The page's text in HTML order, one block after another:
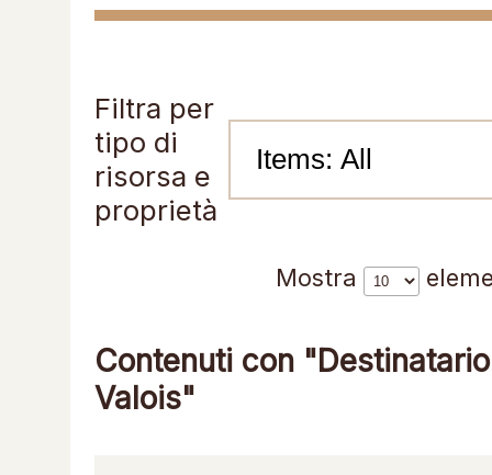
Filtra per
tipo di
risorsa e
proprietà
Mostra
Contenuti con
Valois"